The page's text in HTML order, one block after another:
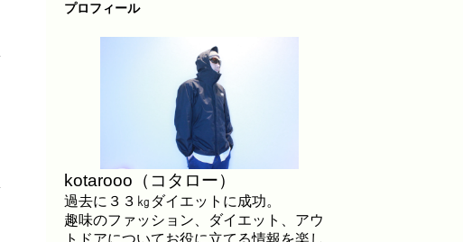
プロフィール
kotarooo（コタロー）
過去に３３㎏ダイエットに成功。
趣味のファッション、ダイエット、アウ
トドアについてお役に立てる情報を楽し